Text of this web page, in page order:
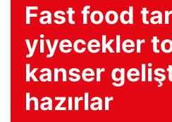
Fast food
yiyecekler
kanser
hazırlar